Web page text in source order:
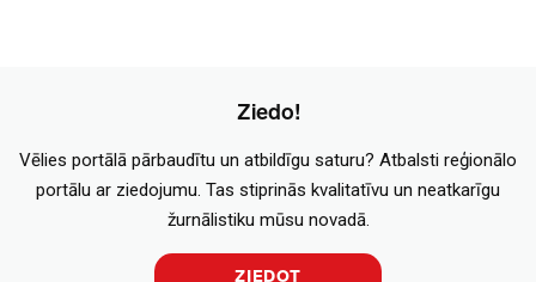
Ziedo!
Vēlies portālā pārbaudītu un atbildīgu saturu? Atbalsti reģionālo
portālu ar ziedojumu. Tas stiprinās kvalitatīvu un neatkarīgu
žurnālistiku mūsu novadā.
ZIEDOT